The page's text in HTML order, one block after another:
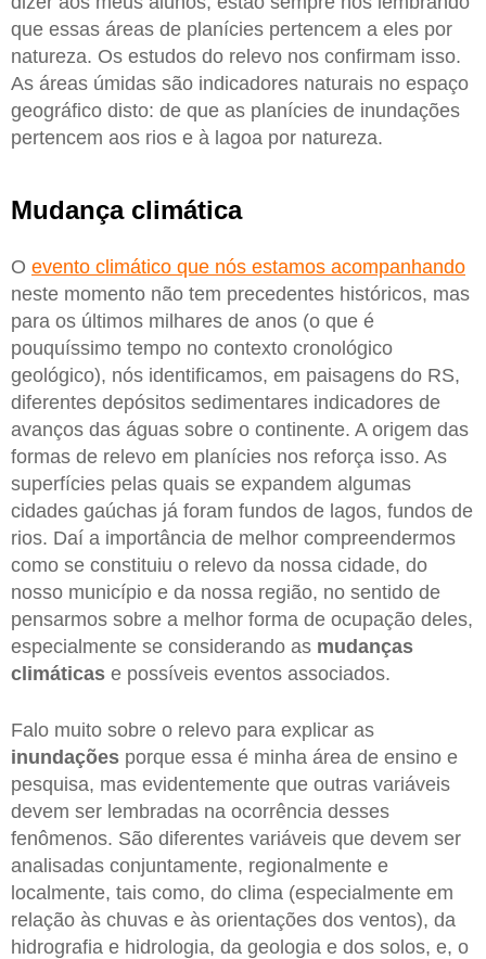
que essas áreas de planícies pertencem a eles por
natureza. Os estudos do relevo nos confirmam isso.
As áreas úmidas são indicadores naturais no espaço
geográfico disto: de que as planícies de inundações
pertencem aos rios e à lagoa por natureza.
Mudança climática
O evento climático que nós estamos acompanhando
neste momento não tem precedentes históricos, mas
para os últimos milhares de anos (o que é
pouquíssimo tempo no contexto cronológico
geológico), nós identificamos, em paisagens do RS,
diferentes depósitos sedimentares indicadores de
avanços das águas sobre o continente. A origem das
formas de relevo em planícies nos reforça isso. As
superfícies pelas quais se expandem algumas
cidades gaúchas já foram fundos de lagos, fundos de
rios. Daí a importância de melhor compreendermos
como se constituiu o relevo da nossa cidade, do
nosso município e da nossa região, no sentido de
pensarmos sobre a melhor forma de ocupação deles,
especialmente se considerando as mudanças
climáticas e possíveis eventos associados.
Falo muito sobre o relevo para explicar as
inundações porque essa é minha área de ensino e
pesquisa, mas evidentemente que outras variáveis
devem ser lembradas na ocorrência desses
fenômenos. São diferentes variáveis que devem ser
analisadas conjuntamente, regionalmente e
localmente, tais como, do clima (especialmente em
relação às chuvas e às orientações dos ventos), da
hidrografia e hidrologia, da geologia e dos solos, e, o